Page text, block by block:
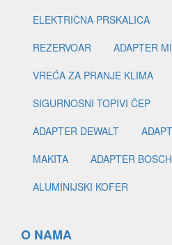
ELEKTRIČNA PRSKALICA
REZERVOAR
ADAPTER
VREĆA ZA PRANJE KLIMA
SIGURNOSNI TOPIVI ČEP
ADAPTER DEWALT
MAKITA
ADAPTER BOSCH
ALUMINIJSKI KOFER
O NAMA